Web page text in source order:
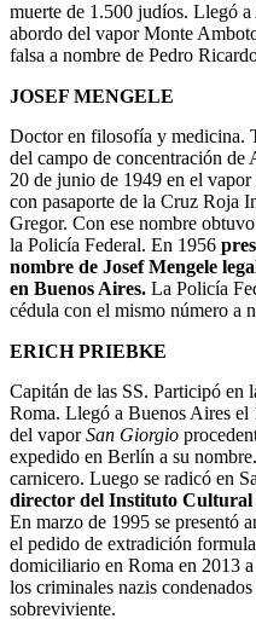
muerte de 1.500 judíos. Llegó
abordo del vapor Monte
falsa a nombre de Pedro
JOSEF MENGELE
Doctor en filosofía y medicina.
del campo de concentración
20 de junio de 1949 en el vapor
con pasaporte de la Cruz Roja
Gregor. Con ese nombre
la Policía Federal. En 1956
nombre de Josef Mengele
en Buenos Aires. La Policía
cédula con el mismo número a
ERICH PRIEBKE
Capitán de las SS. Participó en
Roma. Llegó a Buenos Aires
del vaporSan Giorgio
expedido en Berlín a su
carnicero. Luego se radicó en
director del Instituto
En marzo de 1995 se presentó
el pedido de extradición
domiciliario en Roma en 2013
los criminales nazis
sobreviviente.